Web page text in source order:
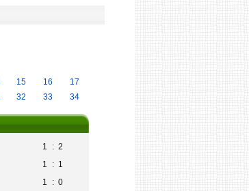
15 16
17
32 33 34
1 : 2
1 : 1
1 : 0